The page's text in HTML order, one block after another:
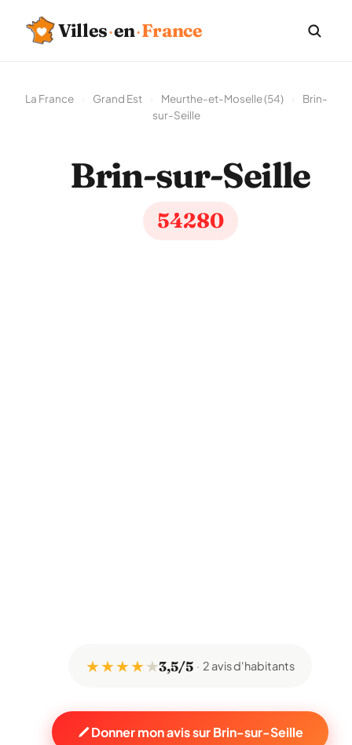
Villes·en·France
La France Grand Est Meurthe-et-Moselle (54)
Brin-
sur-Seille
Brin-sur-Seille
54280
★ ★ ★ ★★3,5/5 2 avis d'habitants
Donner mon avis sur Brin-sur-Seille